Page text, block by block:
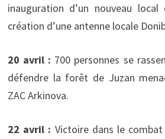
inauguration d’un nouveau
création d’une antenne locale
20 avril : 700 personnes se
défendre la forêt de Juzan
ZAC Arkinova.
22 avril : Victoire dans le